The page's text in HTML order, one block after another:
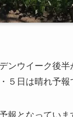
ンウイーク後半
５日は晴れ予報
報となってい